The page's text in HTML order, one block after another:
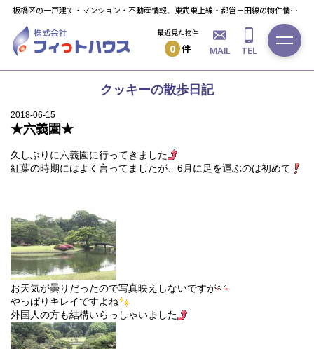
板橋区の一戸建て・マンション・不動産情報、東武東上線・都営三田線の物件情報ならフィっト・ハウスへ！
最近見た物件
0 件 MAIL TEL
クッキーの散歩日記
2018-06-15
★六義園★
久しぶりに六義園に行ってきました
紅葉の時期にはよく言ってましたが、6月に足を運ぶのは初めて
お天気が曇りだったので写真映えしないですが
やっぱりキレイですよね
外国人の方も結構いらっしゃいました